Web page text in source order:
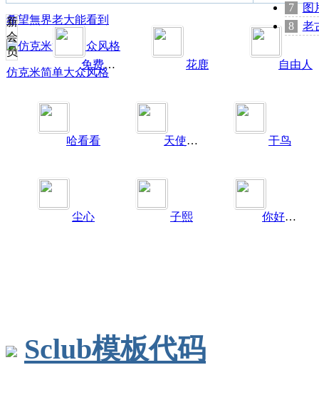
希望無界老大能看到
仿克米简单大众风格
图
老
新
会
员
免费论坛
花鹿 自由人
哈看看 天使美女 干鸟
尘心 子熙 你好世界
Sclub模板代码